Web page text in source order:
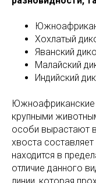
Хохлатый
Яванский
Малайский
Индийский
Южноафриканские
крупными
особи вырастают
хвоста
находится в
отличие данного